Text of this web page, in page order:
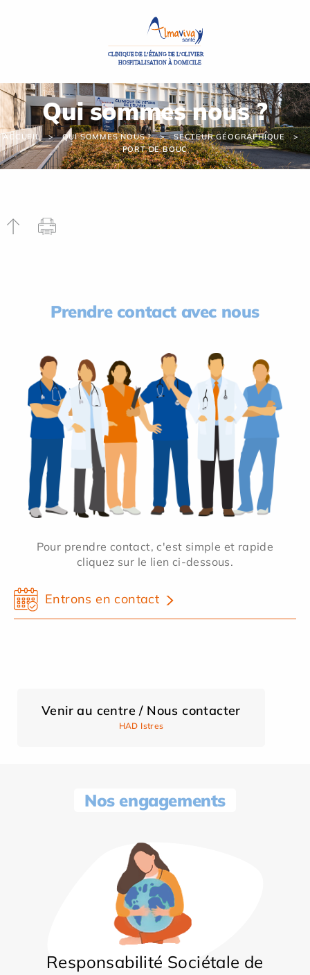
Qui sommes nous ?
ACCUEIL QUI SOMMES NOUS ?
SECTEUR GÉOGRAPHIQUE
PORT DE BOUC
Prendre contact avec nous
Pour prendre contact, c'est simple et rapide
cliquez sur le lien ci-dessous.
Entrons en contact
Venir au centre / Nous contacter
HAD Istres
Nos engagements
Responsabilité Sociétale de